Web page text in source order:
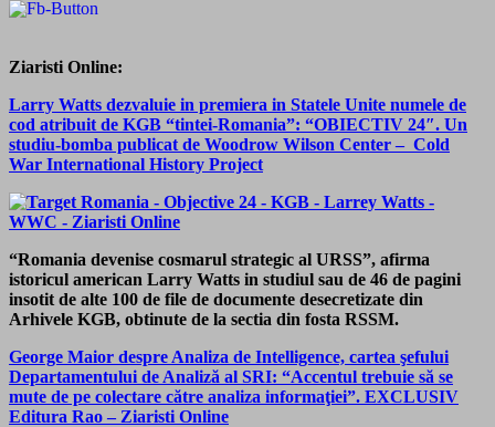
Ziaristi Online:
Larry Watts dezvaluie in premiera in Statele Unite numele de
cod atribuit de KGB “tintei-Romania”: “OBIECTIV 24″. Un
studiu-bomba publicat de Woodrow Wilson Center – Cold
War International History Project
“Romania devenise cosmarul strategic al URSS”, afirma
istoricul american Larry Watts in studiul sau de 46 de pagini
insotit de alte 100 de file de documente desecretizate din
Arhivele KGB, obtinute de la sectia din fosta RSSM.
George Maior despre Analiza de Intelligence, cartea şefului
Departamentului de Analiză al SRI: “Accentul trebuie să se
mute de pe colectare către analiza informaţiei”. EXCLUSIV
Editura Rao – Ziaristi Online